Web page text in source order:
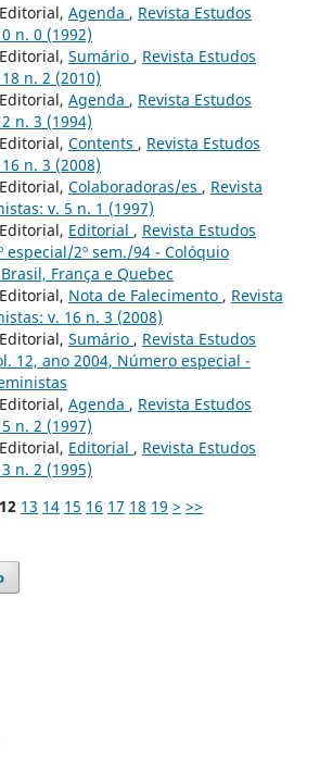
Agenda , Revista Estudos
n. 0 (1992)
Sumário , Revista Estudos
n. 2 (2010)
Agenda , Revista Estudos
n. 3 (1994)
Contents , Revista Estudos
n. 3 (2008)
Colaboradoras/es , Revista
v. 5 n. 1 (1997)
Editorial , Revista Estudos
especial/2º sem./94 - Colóquio
França e Quebec
Nota de Falecimento , Revista
v. 16 n. 3 (2008)
Sumário , Revista Estudos
12, ano 2004, Número especial -
Agenda , Revista Estudos
n. 2 (1997)
Editorial , Revista Estudos
n. 2 (1995)
12 13 14 15 16 17 18 19 > >>